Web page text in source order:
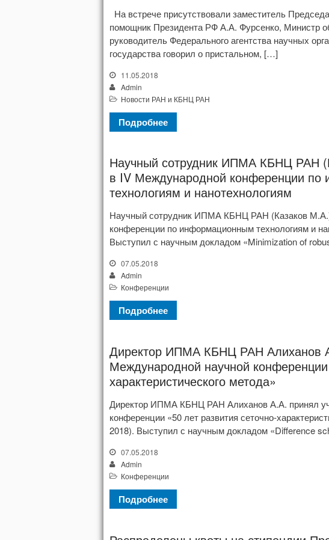
На встрече присутствовали заместитель
помощник Президента РФ А.А. Фурсенко, Министр
руководитель Федерального агентства научных
государства говорил о пристальном, […]
11.05.2018
Admin
Новости РАН и КБНЦ РАН
Подробнее
Научный сотрудник ИПМА КБНЦ РАН
в IV Международной конференции
технологиям и нанотехнологиям
Научный сотрудник ИПМА КБНЦ РАН (Казаков
конференции по информационным технологиям и
Выступил с научным докладом «Minimization of
07.05.2018
Admin
Конференции
Подробнее
Директор ИПМА КБНЦ РАН Алиханов
Международной научной конференции
характеристического метода»
Директор ИПМА КБНЦ РАН Алиханов А.А. принял
конференции «50 лет развития сеточно-
2018). Выступил с научным докладом «Difference
07.05.2018
Admin
Конференции
Подробнее